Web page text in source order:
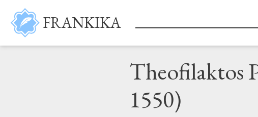
Aller au contenu principal
FRANKIKA
Theofilaktos
1550)